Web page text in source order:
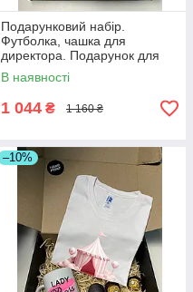
Подарунковий набір.
Футболка, чашка для
директора. Подарунок для
директора
В наявності
1 044 ₴ 1 160 ₴
–10%